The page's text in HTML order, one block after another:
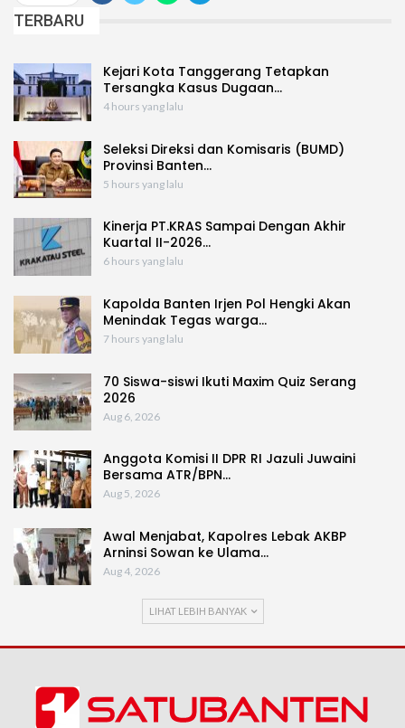
TERBARU
Kejari Kota Tanggerang Tetapkan
Tersangka Kasus Dugaan…
4 hours yang lalu
Seleksi Direksi dan Komisaris (BUMD)
Provinsi Banten…
5 hours yang lalu
Kinerja PT.KRAS Sampai Dengan Akhir
Kuartal II-2026…
6 hours yang lalu
Kapolda Banten Irjen Pol Hengki Akan
Menindak Tegas warga…
7 hours yang lalu
70 Siswa-siswi Ikuti Maxim Quiz Serang
2026
Aug 6, 2026
Anggota Komisi II DPR RI Jazuli Juwaini
Bersama ATR/BPN…
Aug 5, 2026
Awal Menjabat, Kapolres Lebak AKBP
Arninsi Sowan ke Ulama…
Aug 4, 2026
LIHAT LEBIH BANYAK